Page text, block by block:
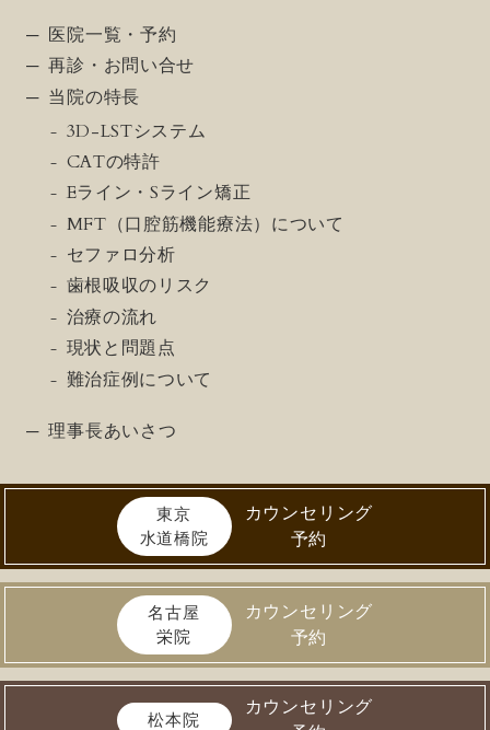
医院一覧・予約
再診・お問い合せ
当院の特長
3D-LSTシステム
CATの特許
Eライン・Sライン矯正
MFT（口腔筋機能療法）について
セファロ分析
歯根吸収のリスク
治療の流れ
現状と問題点
難治症例について
理事長あいさつ
東京
水道橋院
カウンセリング
予約
名古屋
栄院
カウンセリング
予約
松本院
カウンセリング